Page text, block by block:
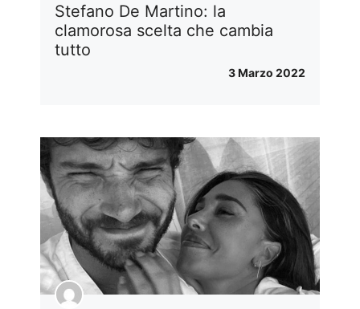
Stefano De Martino: la
clamorosa scelta che cambia
tutto
3 Marzo 2022